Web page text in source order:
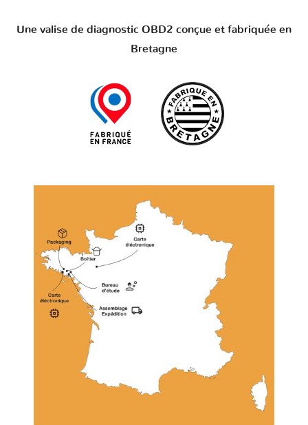
Une valise de diagnostic OBD2 conçue et fabriquée en
Bretagne